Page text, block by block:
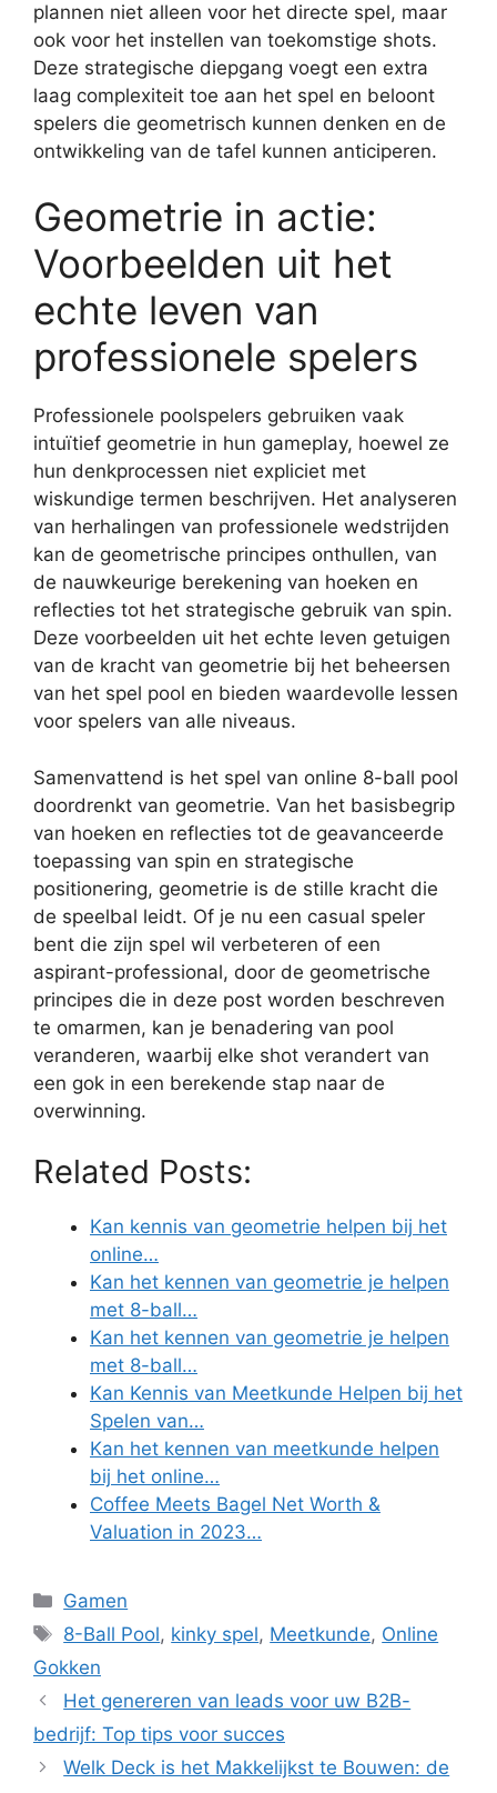
plannen niet alleen voor het directe spel, maar
ook voor het instellen van toekomstige shots.
Deze strategische diepgang voegt een extra
laag complexiteit toe aan het spel en beloont
spelers die geometrisch kunnen denken en de
ontwikkeling van de tafel kunnen anticiperen.
Geometrie in actie:
Voorbeelden uit het
echte leven van
professionele spelers
Professionele poolspelers gebruiken vaak
intuïtief geometrie in hun gameplay, hoewel ze
hun denkprocessen niet expliciet met
wiskundige termen beschrijven. Het analyseren
van herhalingen van professionele wedstrijden
kan de geometrische principes onthullen, van
de nauwkeurige berekening van hoeken en
reflecties tot het strategische gebruik van spin.
Deze voorbeelden uit het echte leven getuigen
van de kracht van geometrie bij het beheersen
van het spel pool en bieden waardevolle lessen
voor spelers van alle niveaus.
Samenvattend is het spel van online 8-ball pool
doordrenkt van geometrie. Van het basisbegrip
van hoeken en reflecties tot de geavanceerde
toepassing van spin en strategische
positionering, geometrie is de stille kracht die
de speelbal leidt. Of je nu een casual speler
bent die zijn spel wil verbeteren of een
aspirant-professional, door de geometrische
principes die in deze post worden beschreven
te omarmen, kan je benadering van pool
veranderen, waarbij elke shot verandert van
een gok in een berekende stap naar de
overwinning.
Related Posts:
Kan kennis van geometrie helpen bij het
online…
Kan het kennen van geometrie je helpen
met 8-ball…
Kan het kennen van geometrie je helpen
met 8-ball…
Kan Kennis van Meetkunde Helpen bij het
Spelen van…
Kan het kennen van meetkunde helpen
bij het online…
Coffee Meets Bagel Net Worth &
Valuation in 2023…
Categories
Gamen
Tags
8-Ball Pool, kinky spel, Meetkunde, Online
Gokken
Het genereren van leads voor uw B2B-
bedrijf: Top tips voor succes
Welk Deck is het Makkelijkst te Bouwen: de